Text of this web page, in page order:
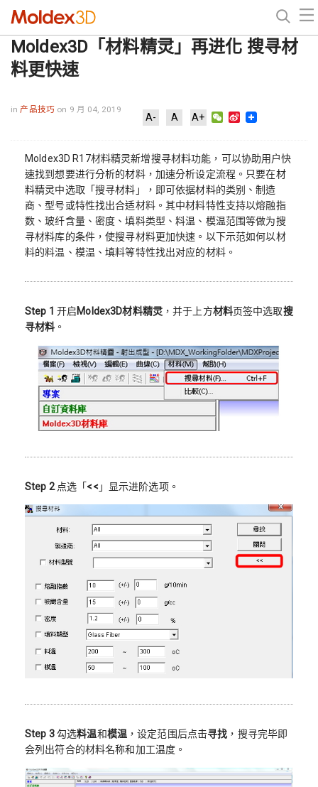
Moldex3D「材料精灵」再进化 搜寻材
料更快速
in产品技巧 on 9 月 04, 2019
A- A A+ WeChat
Sina
Moldex3D R17材料精灵新增搜寻材料功能，可以协助用户快
速找到想要进行分析的材料，加速分析设定流程。只要在材
料精灵中选取「搜寻材料」，即可依据材料的类别、制造
商、型号或特性找出合适材料。其中材料特性支持以熔融指
数、玻纤含量、密度、填料类型、料温、模温范围等做为搜
寻材料库的条件，使搜寻材料更加快速。以下示范如何以材
料的料温、模温、填料等特性找出对应的材料。
Step 1 开启Moldex3D材料精灵，并于上方材料页签中选取搜
寻材料 。
Step 2 点选「 << 」显示进阶选项。
Step 3勾选料温和模温 ，设定范围后点击寻找 ，搜寻完毕即
会列出符合的材料名称和加工温度。